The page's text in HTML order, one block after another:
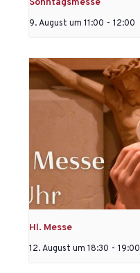
Sonntagsmesse
9. August um 11:00 - 12:00
Hl. Messe
12. August um 18:30 - 19:00